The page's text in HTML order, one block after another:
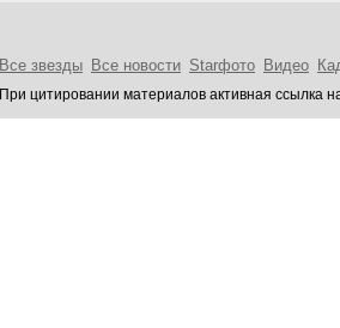
Все звезды Все новости Starфото Видео
При цитировании материалов активная ссылка